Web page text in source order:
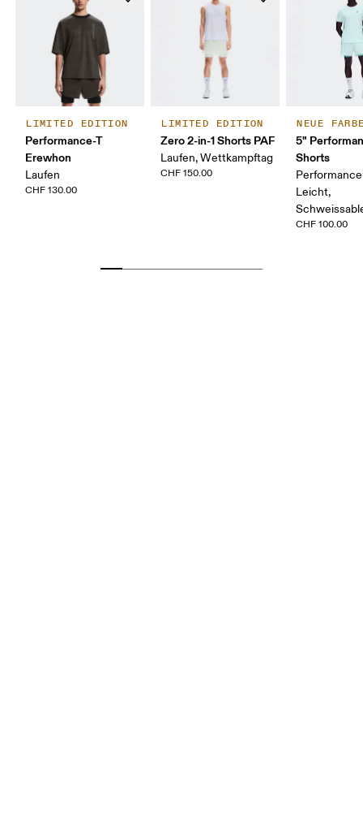
LIMITED EDITION
Performance-T
Erewhon
Laufen
CHF 130.00
LIMITED EDITION
Zero 2-in-1 Shorts PAF
Laufen, Wettkampftag
CHF 150.00
NEUE
5"
Shorts
Leicht,
CHF 100.00